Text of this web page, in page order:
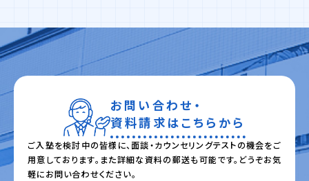
お問い合わせ・
資料請求はこちらから
ご入塾を検討中の皆様に、面談・カウンセリングテストの機会をご
用意しております。また詳細な資料の郵送も可能です。どうぞお気
軽にお問い合わせください。